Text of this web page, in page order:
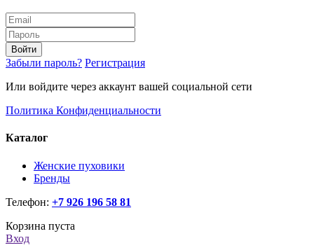
Войти
Забыли пароль? Регистрация
Или войдите через аккаунт вашей социальной сети
Политика Конфиденциальности
Каталог
Женские пуховики
Бренды
Телефон: +7 926 196 58 81
Корзина пуста
Вход